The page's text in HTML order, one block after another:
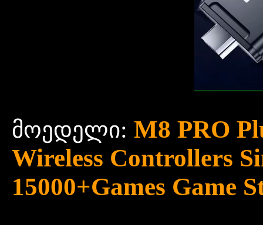
მოედელი: M8 PRO
Wireless Controllers
15000+Games Game